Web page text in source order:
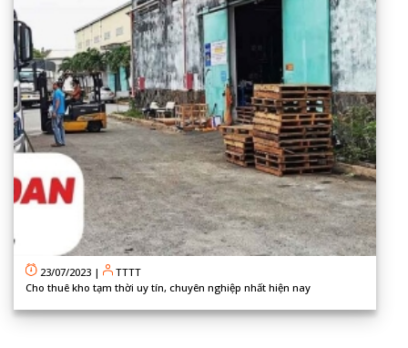
23/07/2023 |
TTTT
Cho thuê kho tạm thời uy tín, chuyên nghiệp nhất hiện nay